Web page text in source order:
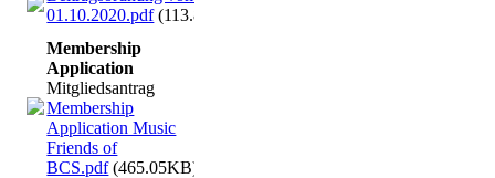
01.10.2020.pdf(113.83KB)
Membership
Application
Mitgliedsantrag
Membership
Application Music
Friends of
BCS.pdf(465.05KB)